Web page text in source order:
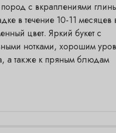
с вкраплениями
в течение 10-11 месяцев
цвет. Яркий букет с
нотками, хорошим
а также к пряным блюдам